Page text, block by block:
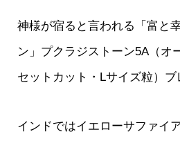
神様が宿ると言われる「富と
ン」プクラジストーン5A（オ
セットカット・Lサイズ粒）ブ
インドではイエローサファイ